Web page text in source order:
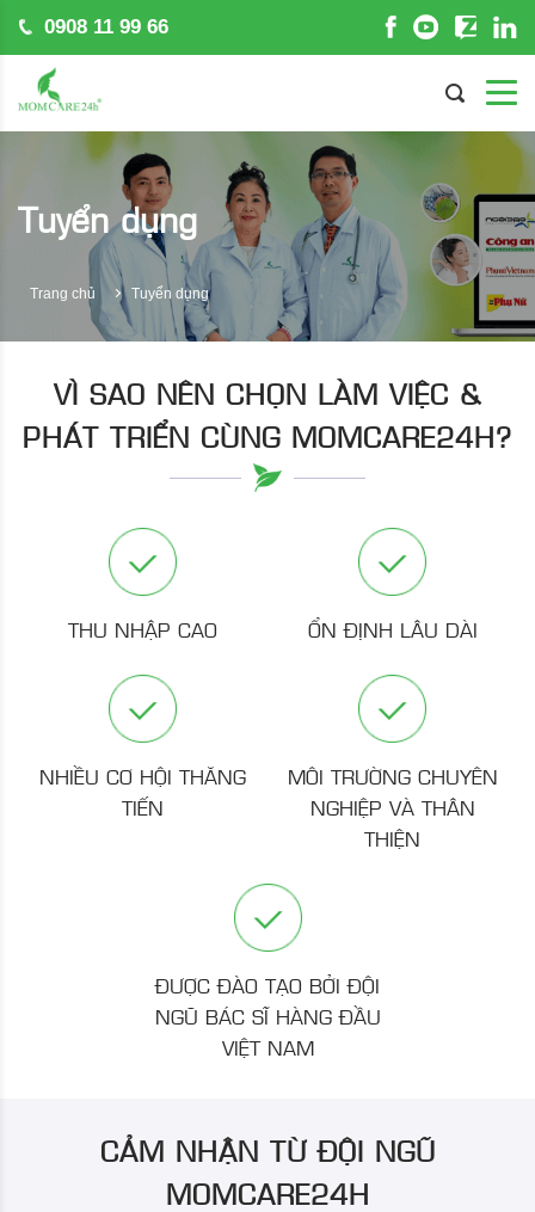
0908 11 99 66
Tuyển dụng
Trang chủ Tuyển dụng
VÌ SAO NÊN CHỌN LÀM VIỆC &
PHÁT TRIỂN CÙNG MOMCARE24H?
THU NHẬP CAO ỔN ĐỊNH LÂU DÀI
NHIỀU CƠ HỘI THĂNG
TIẾN
MÔI TRƯỜNG CHUYÊN
NGHIỆP VÀ THÂN
THIỆN
ĐƯỢC ĐÀO TẠO BỞI ĐỘI
NGŨ BÁC SĨ HÀNG ĐẦU
VIỆT NAM
CẢM NHẬN TỪ ĐỘI NGŨ
MOMCARE24H